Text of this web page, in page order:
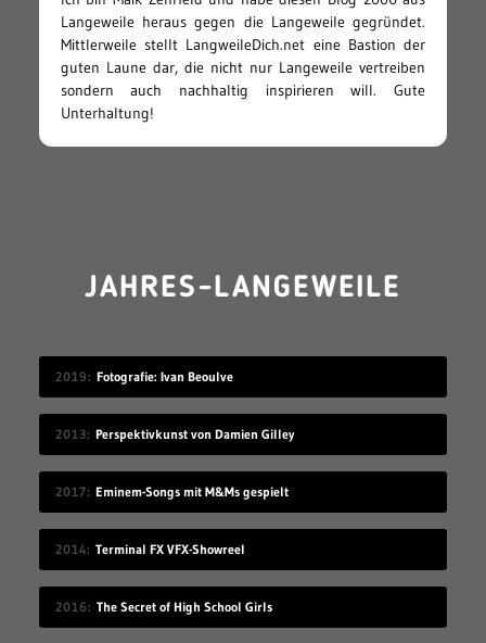
Langeweile heraus gegen die Langeweile gegründet.
Mittlerweile stellt LangweileDich.net eine Bastion der
guten Laune dar, die nicht nur Langeweile vertreiben
sondern auch nachhaltig inspirieren will. Gute
Unterhaltung!
JAHRES-LANGEWEILE
2019 Fotografie: Ivan Beoulve
2013 Perspektivkunst von Damien Gilley
2017 Eminem-Songs mit M&Ms gespielt
2014 Terminal FX VFX-Showreel
2016 The Secret of High School Girls